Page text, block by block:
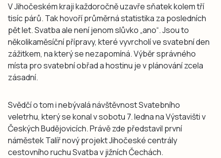
V Jihočeském kraji každoročně uzavře sňatek kolem tří
tisíc párů. Tak hovoří průměrná statistika za posledních
pět let. Svatba ale není jenom slůvko „ano“. Jsou to
několikaměsíční přípravy, které vyvrcholí ve svatební den
zážitkem, na který se nezapomíná. Výběr správného
místa pro svatební obřad a hostinu je v plánování zcela
zásadní.
Svědčí o tom i nebývalá návštěvnost Svatebního
veletrhu, který se konal v sobotu 7. ledna na Výstavišti v
Českých Budějovicích. Právě zde představil první
náměstek Talíř nový projekt Jihočeské centrály
cestovního ruchu Svatba v jižních Čechách.